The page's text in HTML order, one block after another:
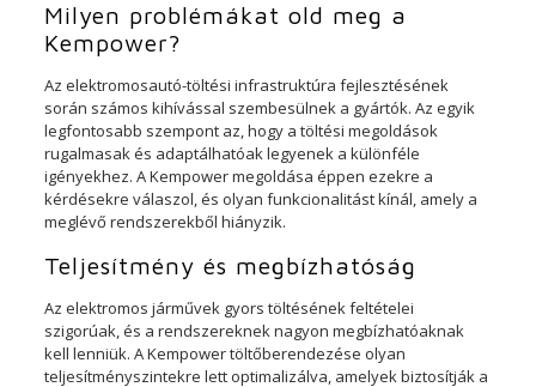
Milyen problémákat old meg a
Kempower?
Az elektromosautó-töltési infrastruktúra fejlesztésének
során számos kihívással szembesülnek a gyártók. Az egyik
legfontosabb szempont az, hogy a töltési megoldások
rugalmasak és adaptálhatóak legyenek a különféle
igényekhez. A Kempower megoldása éppen ezekre a
kérdésekre válaszol, és olyan funkcionalitást kínál, amely a
meglévő rendszerekből hiányzik.
Teljesítmény és megbízhatóság
Az elektromos járművek gyors töltésének feltételei
szigorúak, és a rendszereknek nagyon megbízhatóaknak
kell lenniük. A Kempower töltőberendezése olyan
teljesítményszintekre lett optimalizálva, amelyek biztosítják a